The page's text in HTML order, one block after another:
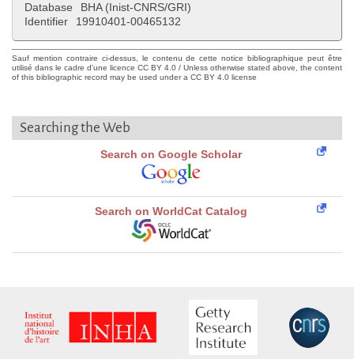
Database
BHA (Inist-CNRS/GRI)
Identifier
19910401-00465132
Sauf mention contraire ci-dessus, le contenu de cette notice bibliographique peut être
utilisé dans le cadre d'une licence CC BY 4.0 / Unless otherwise stated above, the content
of this bibliographic record may be used under a CC BY 4.0 license
Searching the Web
Search on Google Scholar
Search on WorldCat Catalog